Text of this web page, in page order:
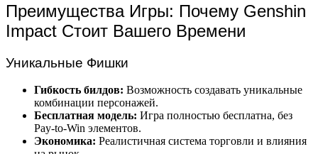
Преимущества Игры: Почему Genshin
Impact Стоит Вашего Времени
Уникальные Фишки
Гибкость билдов: Возможность создавать уникальные
комбинации персонажей.
Бесплатная модель: Игра полностью бесплатна, без
Pay-to-Win элементов.
Экономика: Реалистичная система торговли и влияния